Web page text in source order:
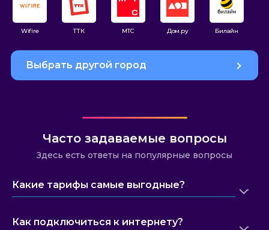
Wifire ТТК МТС Дом.ру Билайн
Выбрать другой город
Часто задаваемые вопросы
Здесь есть ответы на популярные вопросы
Какие тарифы самые выгодные?
Как подключиться к интернету?